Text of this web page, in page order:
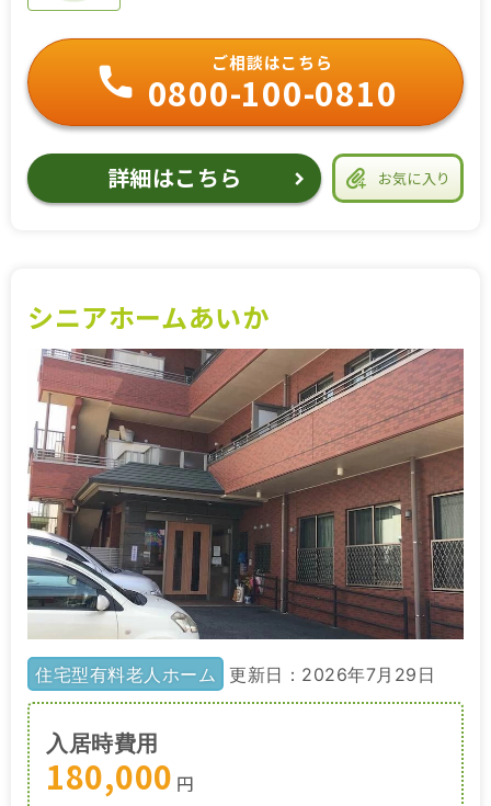
お気に入り
ご相談はこちら
0800-100-0810
詳細はこちら
シニアホームあいか
住宅型有料老人ホーム 更新日：2026年7月29日
入居時費用
180,000 円